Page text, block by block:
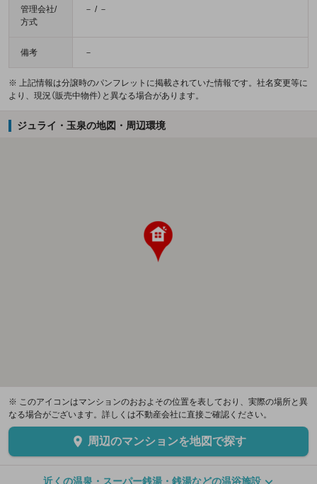
管理会社/
方式
－ / －
備考 －
※ 上記情報は分譲時のパンフレットに掲載されていた情報です。社名変更等に
より、現況（販売中物件）と異なる場合があります。
ジュライ・玉泉の地図・周辺環境
※ このアイコンはマンションのおおよその位置を表しており、実際の場所と異
なる場合がございます。詳しくは不動産会社に直接ご確認ください。
周辺のマンションを地図で探す
近くの温泉・スーパー銭湯・銭湯などの温浴施設